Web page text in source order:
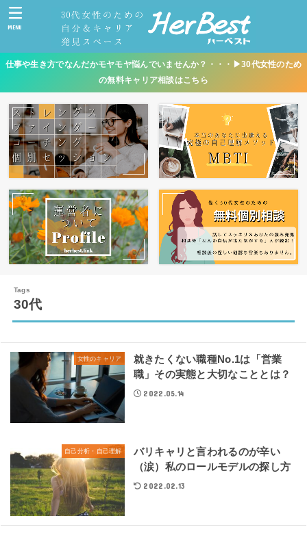
MENU
仕事や生き方でなんだかモヤモヤ悩んでいませんか？・・・▶︎30代女性のため
の無料キャリア相談はこちら
30代
女性のキャリア
就きたくない職種No.1は「営業
職」その実態と大切なこととは？
2022.05.14
自己分析・自己理解
バリキャリと言われるのが辛い
（涙）私のロールモデルの探し方
2022.02.13